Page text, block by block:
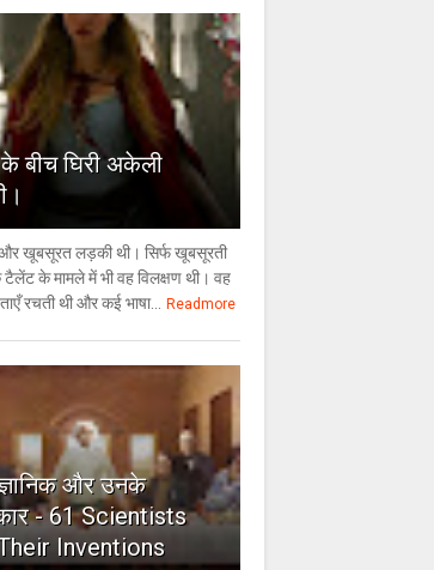
बीच घिरी अकेली
खूबसूरत लड़की थी। सिर्फ खूबसूरती
टैलेंट के मामले में भी वह विलक्षण थी। वह
रचती थी और कई भाषा...
Readmore
और उनके
- 61 Scientists
Inventions